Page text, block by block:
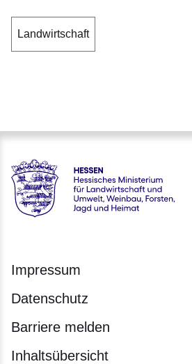
Landwirtschaft
Hessen - Hessisches Ministerium
Impressum
Datenschutz
Barriere melden
Inhaltsübersicht